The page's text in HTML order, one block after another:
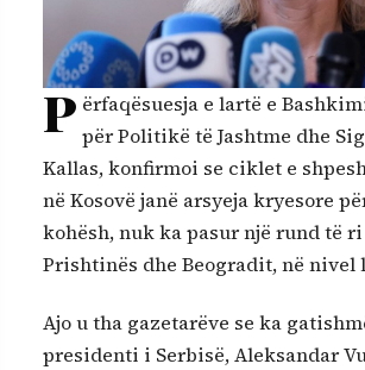
P ërfaqësuesja e lartë e
për Politikë të Jashtme dhe
Kallas, konfirmoi se ciklet e
në Kosovë janë arsyeja kryesore
kohësh, nuk ka pasur një rund të
Prishtinës dhe Beogradit, në nivel
Ajo u tha gazetarëve se ka
presidenti i Serbisë, Aleksandar